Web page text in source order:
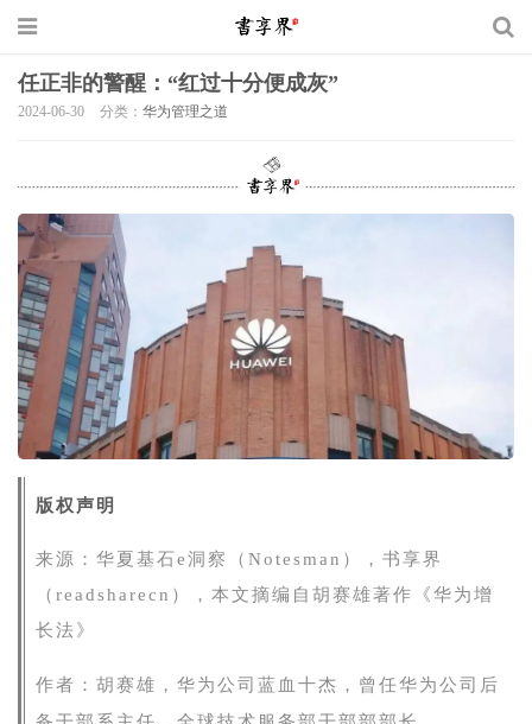
任正非的警醒：“红过十分便成灰”
2024-06-30 分类： 华为管理之道
版权声明
来源： 华夏基石e洞察（Notesman），书享界
（readsharecn），本文摘编自胡赛雄著作《华为增
长法》
作者：胡赛雄，华为公司蓝血十杰，曾任华为公司后